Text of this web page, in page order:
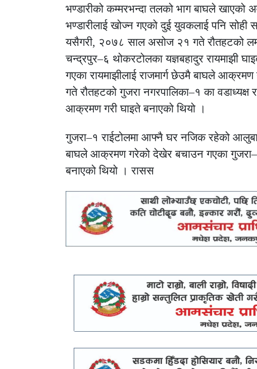
भण्डारीको कम्मरभन्दा तलको भाग बाघले
भण्डारीलाई खोज्न गएको दुई युवकलाई पनि
यसैगरी, २०७८ साल असोज २१ गते रौतहटको
चन्द्रपुर–६ थोकरटोलका यज्ञबहादुर रायमाझी
गएका रायमाझीलाई राजमार्ग छेउमै बाघले
गते रौतहटको गुजरा नगरपालिका–१ का वडाध्यक्ष
आक्रमण गरी घाइते बनाएको थियो ।
गुजरा–१ राईटोलमा आफ्नै घर नजिक रहेको
बाघले आक्रमण गरेको देखेर बचाउन गएका गुजरा–१
बनाएको थियो । रासस